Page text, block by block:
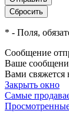
* - Поля,
Сообщение
Ваше
Вами свяжется
Закрыть окно
Самые